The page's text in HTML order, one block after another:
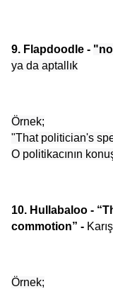
9. Flapdoodle -
ya da aptallık
Örnek;
"That politician's
O politikacının
10. Hullabaloo -
commotion” -
Örnek;